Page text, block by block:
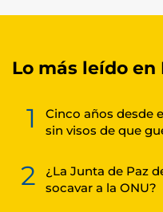
Lo más leído en
1
Cinco años desde
sin visos de que
2
¿La Junta de Paz
socavar a la ONU?